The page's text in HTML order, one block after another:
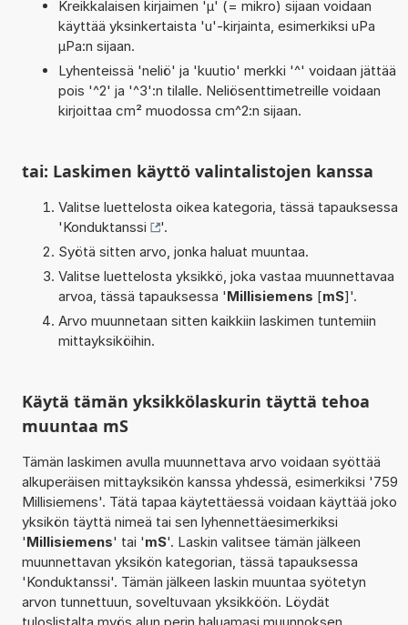
Kreikkalaisen kirjaimen 'µ' (= mikro) sijaan voidaan
käyttää yksinkertaista 'u'-kirjainta, esimerkiksi uPa
µPa:n sijaan.
Lyhenteissä 'neliö' ja 'kuutio' merkki '^' voidaan jättää
pois '^2' ja '^3':n tilalle. Neliösenttimetreille voidaan
kirjoittaa cm² muodossa cm^2:n sijaan.
tai: Laskimen käyttö valintalistojen kanssa
Valitse luettelosta oikea kategoria, tässä tapauksessa
'Konduktanssi
'.
Syötä sitten arvo, jonka haluat muuntaa.
Valitse luettelosta yksikkö, joka vastaa muunnettavaa
arvoa, tässä tapauksessa 'Millisiemens [mS]'.
Arvo muunnetaan sitten kaikkiin laskimen tuntemiin
mittayksiköihin.
Käytä tämän yksikkölaskurin täyttä tehoa
muuntaa mS
Tämän laskimen avulla muunnettava arvo voidaan syöttää
alkuperäisen mittayksikön kanssa yhdessä, esimerkiksi '759
Millisiemens'. Tätä tapaa käytettäessä voidaan käyttää joko
yksikön täyttä nimeä tai sen lyhennettäesimerkiksi
'Millisiemens' tai 'mS'. Laskin valitsee tämän jälkeen
muunnettavan yksikön kategorian, tässä tapauksessa
'Konduktanssi'. Tämän jälkeen laskin muuntaa syötetyn
arvon tunnettuun, soveltuvaan yksikköön. Löydät
tuloslistalta myös alun perin haluamasi muunnoksen.